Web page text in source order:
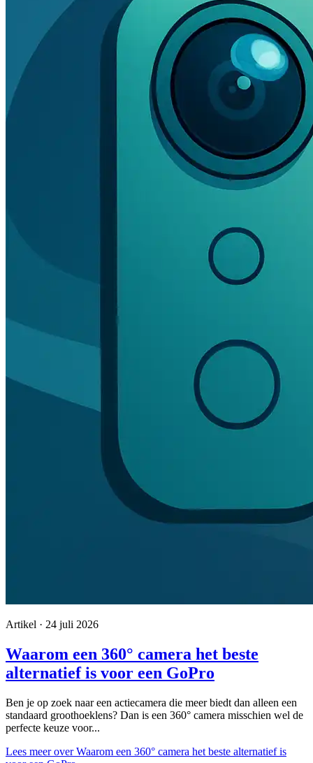
Artikel · 24 juli 2026
Waarom een 360° camera het beste
alternatief is voor een GoPro
Ben je op zoek naar een actiecamera die meer biedt dan alleen een
standaard groothoeklens? Dan is een 360° camera misschien wel de
perfecte keuze voor...
Lees meerover Waarom een 360° camera het beste alternatief is